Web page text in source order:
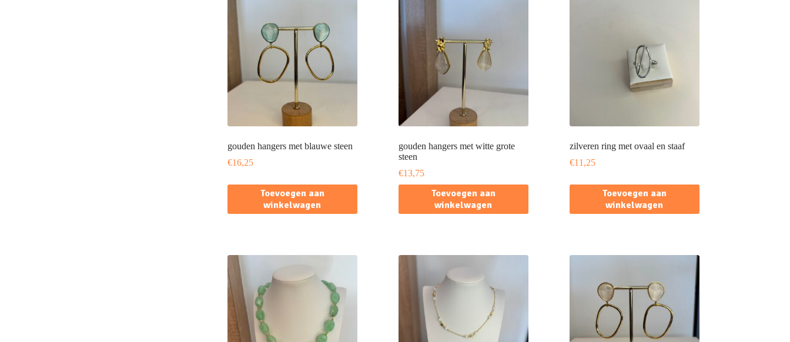
gouden hangers met blauwe steen
€16,25
Toevoegen aan
winkelwagen
gouden hangers met witte grote
steen
€13,75
Toevoegen aan
winkelwagen
zilveren ring met ovaal en staaf
€11,25
Toevoegen aan
winkelwagen